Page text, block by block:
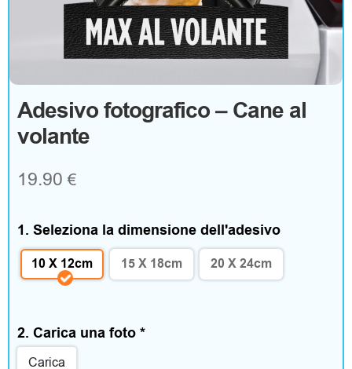
g
o
A
b
b
g
l
i
a
m
Adesivo fotografico – Cane al
volante
19.90 €
1. Seleziona la dimensione dell'adesivo
10 X 12cm 15 X 18cm 20 X 24cm
2. Carica una foto *
Carica